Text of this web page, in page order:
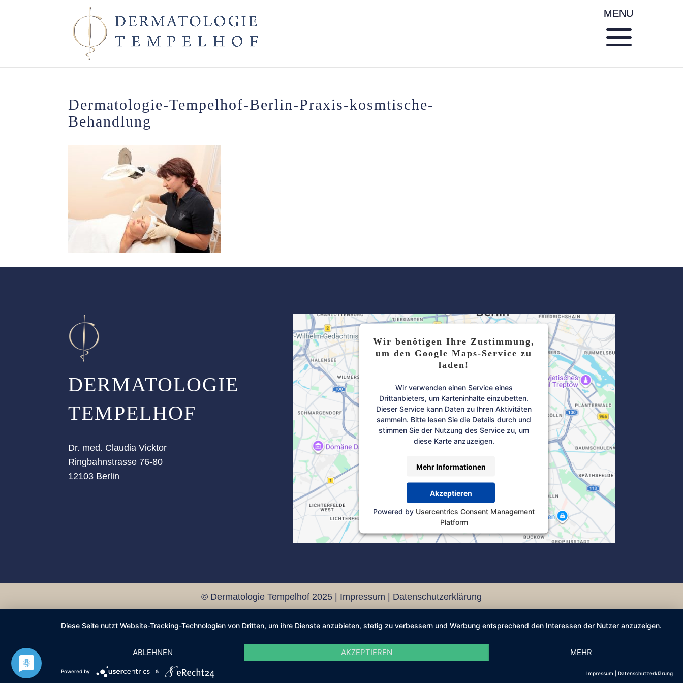
Dermatologie-Tempelhof-Berlin-Praxis-kosmtische-
Behandlung
DERMATOLOGIE
TEMPELHOF
Dr. med. Claudia Vicktor
Ringbahnstrasse 76-80
12103 Berlin
Wir benötigen Ihre Zustimmung,
um den Google Maps-Service zu
laden!
Wir verwenden einen Service eines
Drittanbieters, um Karteninhalte einzubetten.
Dieser Service kann Daten zu Ihren Aktivitäten
sammeln. Bitte lesen Sie die Details durch und
stimmen Sie der Nutzung des Service zu, um
diese Karte anzuzeigen.
Mehr Informationen
Akzeptieren
Powered by Usercentrics Consent Management
Platform
© Dermatologie Tempelhof 2025 | Impressum | Datenschutzerklärung
Diese Seite nutzt Website-Tracking-Technologien von Dritten, um ihre Dienste anzubieten, stetig zu verbessern und Werbung entsprechend den Interessen der Nutzer anzuzeigen.
ABLEHNEN AKZEPTIEREN MEHR
Powered by & Impressum Datenschutzerklärung